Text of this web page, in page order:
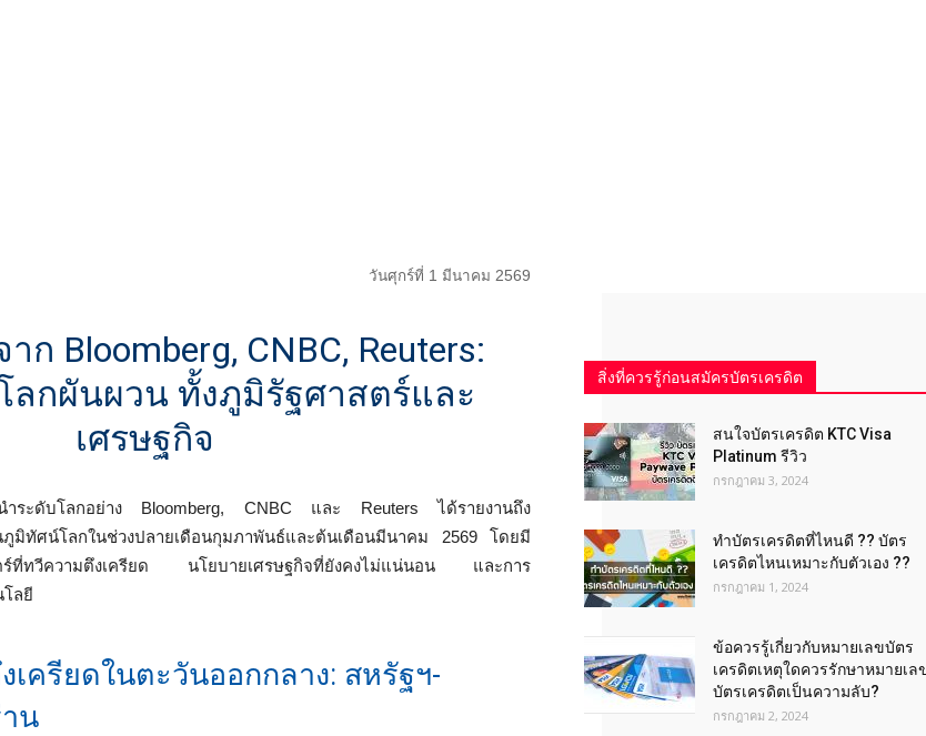
วันศุกร์ที่ 1 มีนาคม 2569
ก Bloomberg, CNBC, Reuters:
กผันผวน ทั้งภูมิรัฐศาสตร์และ
เศรษฐกิจ
นนำระดับโลกอย่าง Bloomberg, CNBC และ Reuters ได้รายงานถึง
มิทัศน์โลกในช่วงปลายเดือนกุมภาพันธ์และต้นเดือนมีนาคม 2569 โดยมี
ตร์ที่ทวีความตึงเครียด นโยบายเศรษฐกิจที่ยังคงไม่แน่นอน และการ
ลยี
ครียดในตะวันออกกลาง: สหรัฐฯ-
น
สิ่งที่ควรรู้ก่อนสมัครบัตรเครดิต
สนใจบัตรเครดิต KTC Visa
Platinum รีวิว
กรกฎาคม 3, 2024
ทำบัตรเครดิตที่ไหนดี ?? บัตร
เครดิตไหนเหมาะกับตัวเอง ??
กรกฎาคม 1, 2024
ข้อควรรู้เกี่ยวกับหมายเลขบัตร
เครดิตเหตุใดควรรักษาหมายเล
บัตรเครดิตเป็นความลับ?
กรกฎาคม 2, 2024